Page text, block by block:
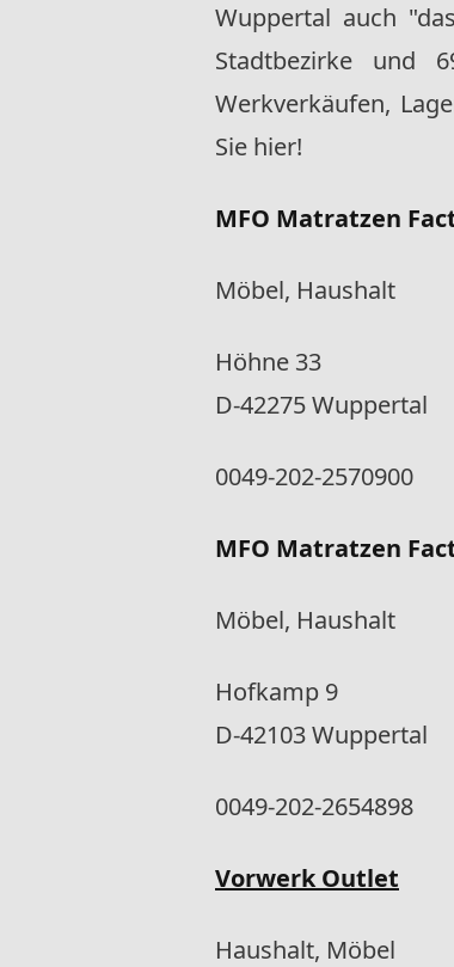
Wuppertal auch
Stadtbezirke und
Werkverkäufen,
Sie hier!
MFO Matratzen
Möbel, Haushalt
Höhne 33
D-42275 Wuppertal
0049-202-2570900
MFO Matratzen
Möbel, Haushalt
Hofkamp 9
D-42103 Wuppertal
0049-202-2654898
Vorwerk Outlet
Haushalt, Möbel